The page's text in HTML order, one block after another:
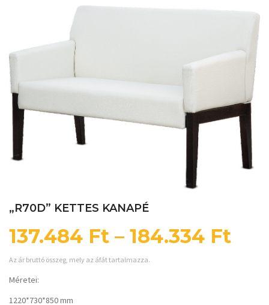
„R70D” KETTES KANAPÉ
137.484 Ft – 184.334 Ft
Az ár bruttó összeg, mely az áfát tartalmazza.
Méretei:
1220*730*850 mm